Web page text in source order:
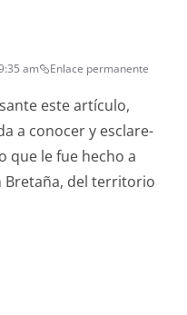
am Enlace permanente
este artícu­lo,
a cono­cer y esclare­
que le fue hecho a
Bre­taña, del ter­ri­to­rio